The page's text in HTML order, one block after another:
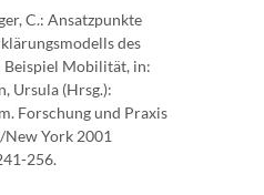
C.: Ansatzpunkte
des
Beispiel Mobilität, in:
Ursula (Hrsg.):
Forschung und Praxis
York 2001
256.